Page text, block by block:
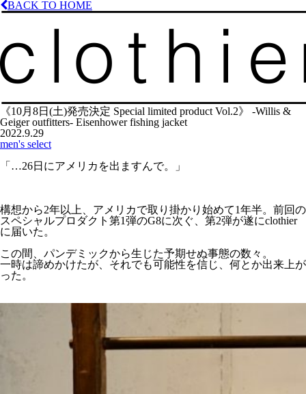
BACK TO HOME
《10月8日(土)発売決定 Special limited product Vol.2》 -Willis &
Geiger outfitters- Eisenhower fishing jacket
2022.9.29
men's select
「…26日にアメリカを出ますんで。」
構想から2年以上、アメリカで取り掛かり始めて1年半。前回の
スペシャルプロダクト第1弾のG8に次ぐ、第2弾が遂にclothier
に届いた。
この間、パンデミックから生じた予期せぬ事態の数々。
一時は諦めかけたが、それでも可能性を信じ、何とか出来上が
った。